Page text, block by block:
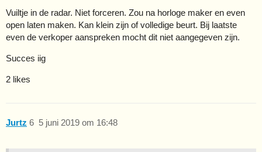
Vuiltje in de radar. Niet forceren. Zou na horloge maker en even
open laten maken. Kan klein zijn of volledige beurt. Bij laatste
even de verkoper aanspreken mocht dit niet aangegeven zijn.
Succes iig
2 likes
Jurtz 5 juni 2019 om 16:48
6